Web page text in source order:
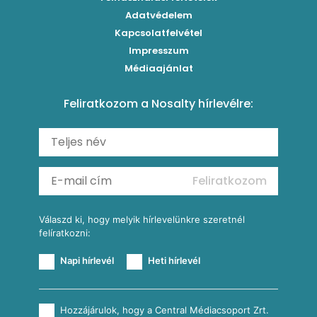
Paradicsomos húsgombóc
Carbonara
Szaftos paprikás csirke
Shakshuka
Ratatouille
Grillezettkukorica-saláta fűszeres garnélanyársakkal
Kukoricás-újhagymás lepény
Mexikói húsleves kukorica salsával
Almás-kéksajtos kukoricasaláta
Köretek
Reggeli receptek
Adatvédelem
Kapcsolatfelvétel
Impresszum
Médiaajánlat
Feliratkozom a Nosalty hírlevélre:
Feliratkozom
Válaszd ki, hogy melyik hírlevelünkre szeretnél
felíratkozni:
Napi hírlevél Heti hírlevél
Hozzájárulok, hogy a Central Médiacsoport Zrt.